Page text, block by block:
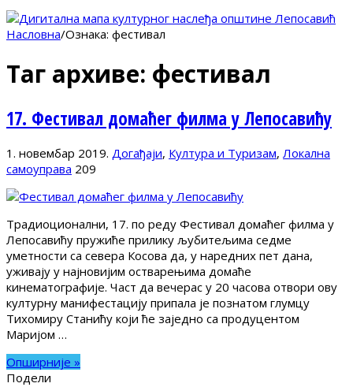
Насловна/Ознака: фестивал
Таг архиве: фестивал
17. Фестивал домаћег филма у Лепосавићу
1. новембар 2019. Догађаји, Култура и Туризам, Локална
самоуправа 209
Традиоционални, 17. по реду Фестивал домаћег филма у
Лепосавићу пружиће прилику љубитељима седме
уметности са севера Косова да, у наредних пет дана,
уживају у најновијим остварењима домаће
кинематографије. Част да вечерас у 20 часова отвори ову
културну манифестацију припала је познатом глумцу
Тихомиру Станићу који ће заједно са продуцентом
Маријом …
Опширније »
Подели